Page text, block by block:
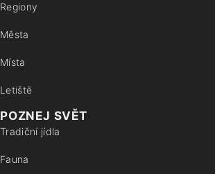
Regiony
Města
Místa
Letiště
POZNEJ SVĚT
Tradiční jídla
Fauna